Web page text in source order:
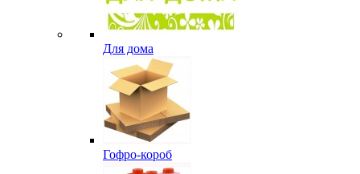
Для дома
Гофро-короб